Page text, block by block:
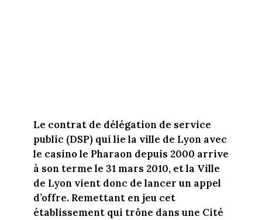
Le contrat de délégation de service
public (DSP) qui lie la ville de Lyon avec
le casino le Pharaon depuis 2000 arrive
à son terme le 31 mars 2010, et la Ville
de Lyon vient donc de lancer un appel
d’offre. Remettant en jeu cet
établissement qui trône dans une Cité